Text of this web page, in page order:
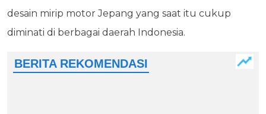
desain mirip motor Jepang yang saat itu cukup
diminati di berbagai daerah Indonesia.